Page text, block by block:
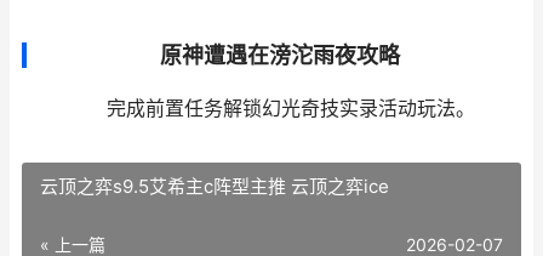
原神遭遇在滂沱雨夜攻略
完成前置任务解锁幻光奇技实录活动玩法。
云顶之弈s9.5艾希主c阵型主推 云顶之弈ice
« 上一篇 2026-02-07